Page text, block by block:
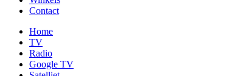
Contact
Home
TV
Radio
Google TV